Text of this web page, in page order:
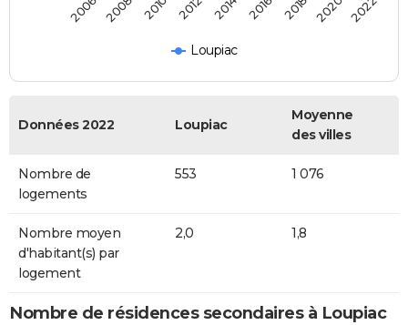
Loupiac
2006 2008 2010 2012 2014 2016 2018 2020 2022
Données 2022 Loupiac
Moyenne
des villes
Nombre de
logements
553 1 076
Nombre moyen
d'habitant(s) par
logement
2,0 1,8
Nombre de résidences secondaires à Loupiac